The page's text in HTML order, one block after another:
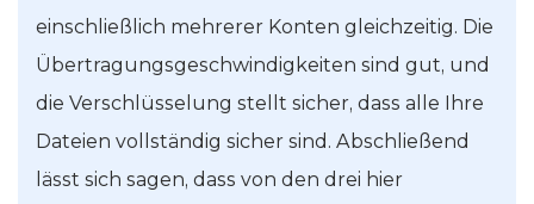
einschließlich mehrerer Konten gleichzeitig. Die
Übertragungsgeschwindigkeiten sind gut, und
die Verschlüsselung stellt sicher, dass alle Ihre
Dateien vollständig sicher sind. Abschließend
lässt sich sagen, dass von den drei hier